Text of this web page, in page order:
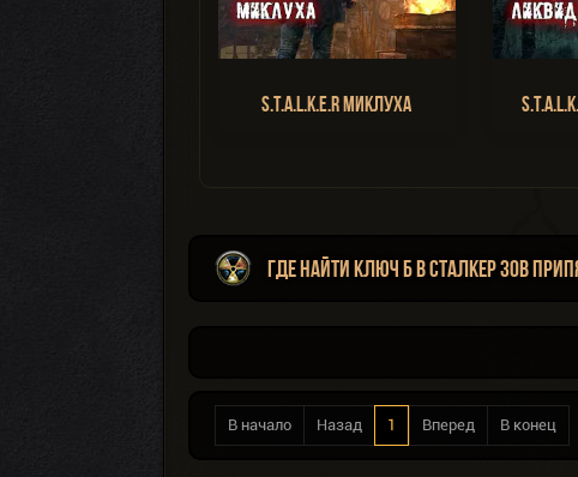
S.T.A.L.K.E.R Миклуха
Где найти ключ Б в Сталкер Зов
В начало Назад 1 Вперед В конец